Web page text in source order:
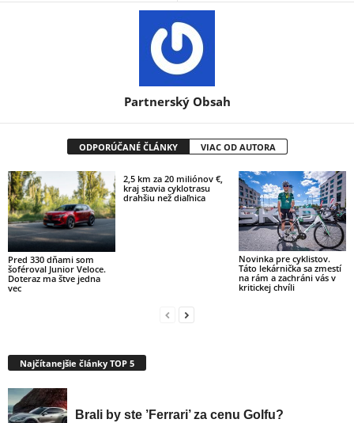
Partnerský Obsah
ODPORÚČANÉ ČLÁNKY VIAC OD AUTORA
Pred 330 dňami som
šoféroval Junior Veloce.
Doteraz ma štve jedna
vec
2,5 km za 20 miliónov €,
kraj stavia cyklotrasu
drahšiu než diaľnica
Novinka pre cyklistov.
Táto lekárnička sa zmestí
na rám a zachráni vás v
kritickej chvíli
Najčítanejšie články TOP 5